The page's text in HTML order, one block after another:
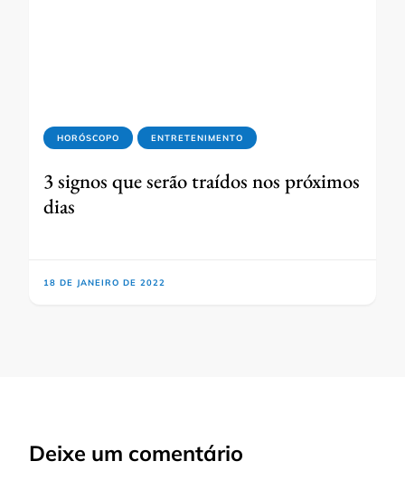
HORÓSCOPO ENTRETENIMENTO
3 signos que serão traídos nos próximos
dias
18 DE JANEIRO DE 2022
Deixe um comentário